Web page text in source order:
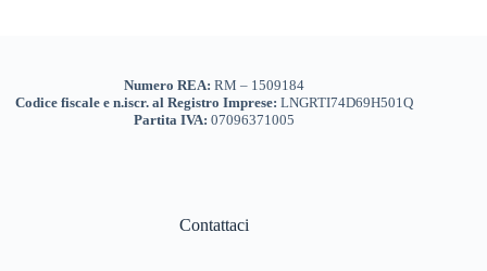
Numero REA:RM – 1509184
Codice fiscale e n.iscr. al Registro Imprese:LNGRTI74D69H501Q
Partita IVA: 07096371005
Contattaci